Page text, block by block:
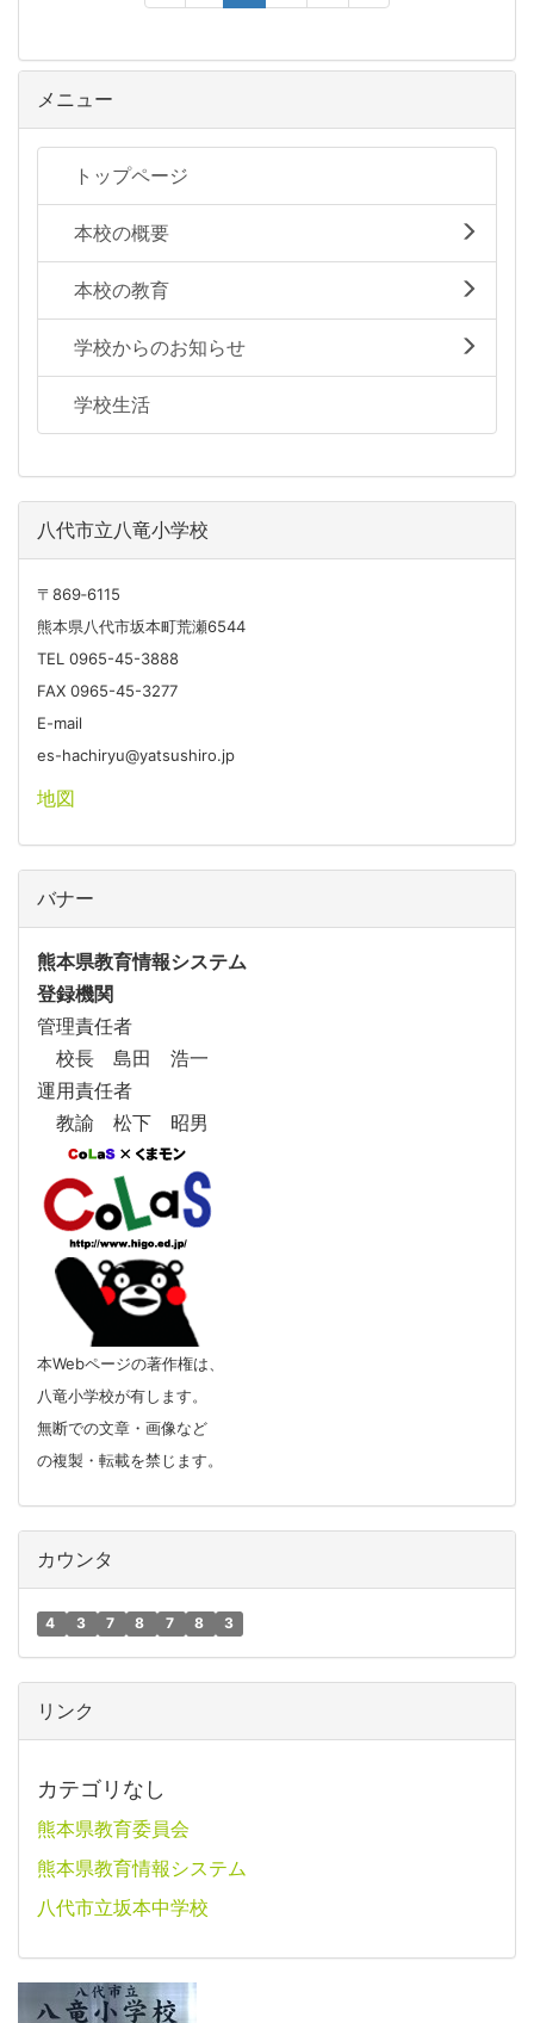
メニュー
トップページ
本校の概要
本校の教育
学校からのお知らせ
学校生活
八代市立八竜小学校
〒869‐6115
熊本県八代市坂本町荒瀬6544
TEL 0965-45-3888
FAX 0965-45-3277
E-mail
es-hachiryu@yatsushiro.jp
地図
バナー
熊本県教育情報システム
登録機関
管理責任者
校長 島田 浩一
運用責任者
教諭 松下 昭男
本Webページの著作権は、
八竜小学校が有します。
無断での文章・画像など
の複製・転載を禁じます。
カウンタ
4 3 7 8 7 8 3
リンク
カテゴリなし
熊本県教育委員会
熊本県教育情報システム
八代市立坂本中学校